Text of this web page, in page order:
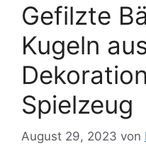
Gefilzte
Kugeln
Spielzeug
August 29, 2023 von